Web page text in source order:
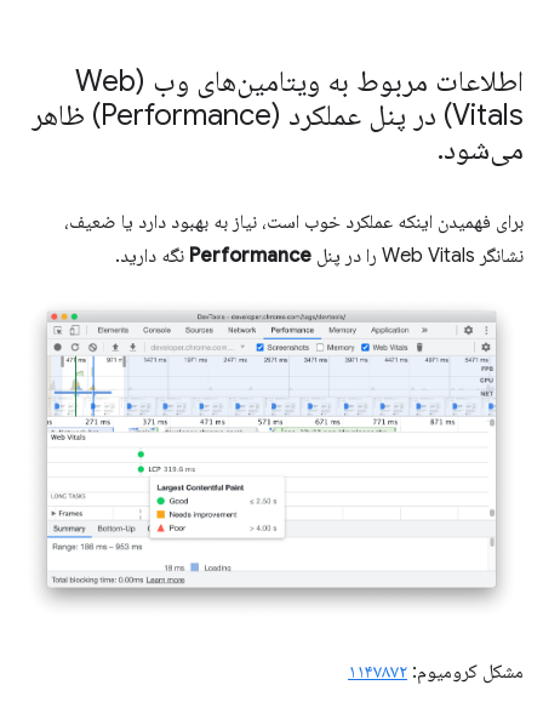
اطلاعات مربوط به ویتامین‌های وب (Web
Vitals) در پنل عملکرد (Performance) ظاهر
می‌شود.
برای فهمیدن اینکه عملکرد خوب است، نیاز به بهبود دارد یا ضعیف،
نشانگر Web Vitals را در پنل
Performance نگه دارید.
مشکل کرومیوم: ۱۱۴۷۸۷۲